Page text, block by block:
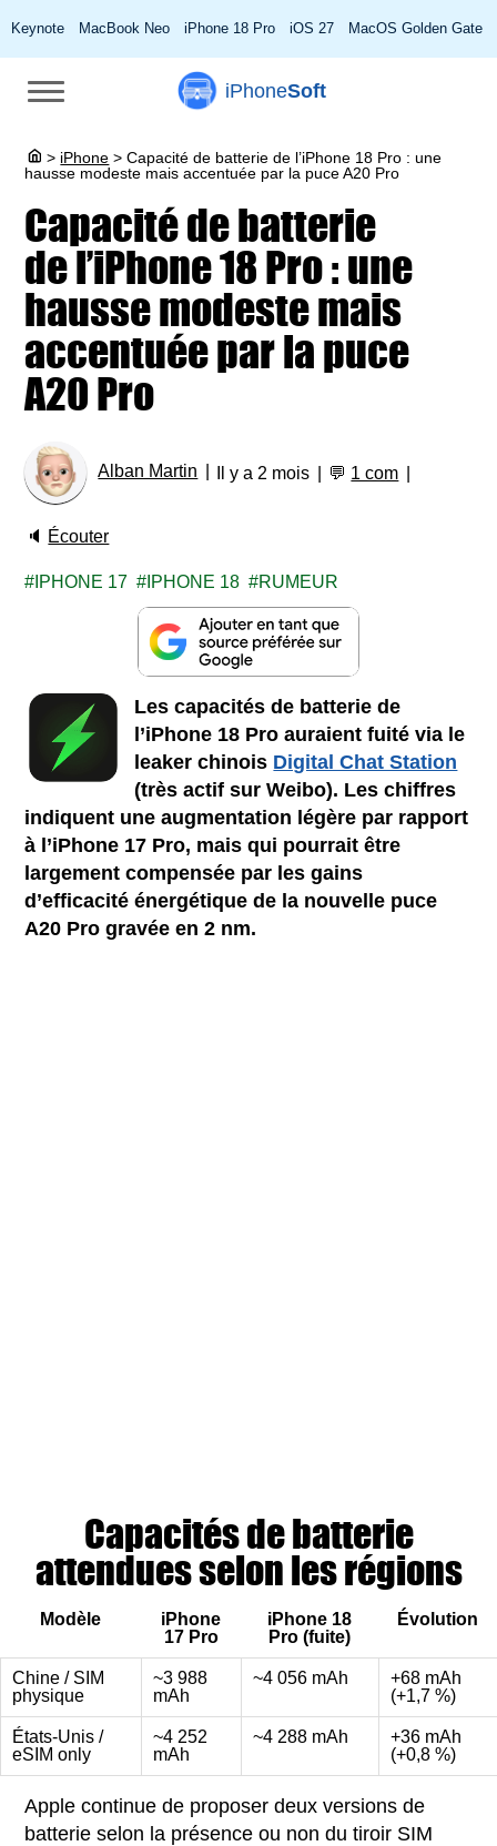
Keynote MacBook Neo iPhone 18 Pro iOS 27 MacOS Golden Gate
iPhoneSoft
> iPhone > Capacité de batterie de l’iPhone 18 Pro : une
hausse modeste mais accentuée par la puce A20 Pro
Capacité de batterie
de l’iPhone 18 Pro : une
hausse modeste mais
accentuée par la puce
A20 Pro
Alban Martin Il y a 2 mois 💬 1 com
🔈 Écouter
IPHONE 17 IPHONE 18 RUMEUR
Les capacités de batterie de
l’iPhone 18 Pro auraient fuité via le
leaker chinois Digital Chat Station
(très actif sur Weibo). Les chiffres
indiquent une augmentation légère par rapport
à l’iPhone 17 Pro, mais qui pourrait être
largement compensée par les gains
d’efficacité énergétique de la nouvelle puce
A20 Pro gravée en 2 nm.
Capacités de batterie
attendues selon les régions
Modèle
iPhone
17 Pro
iPhone 18
Pro (fuite)
Évolution
Chine / SIM
physique
~3 988
mAh
~4 056 mAh
+68 mAh
(+1,7 %)
États-Unis /
eSIM only
~4 252
mAh
~4 288 mAh
+36 mAh
(+0,8 %)
Apple continue de proposer deux versions de
batterie selon la présence ou non du tiroir SIM